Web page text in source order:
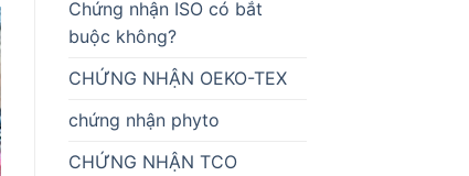
Chứng nhận ISO có bắt
buộc không?
CHỨNG NHẬN OEKO-TEX
chứng nhận phyto
CHỨNG NHẬN TCO